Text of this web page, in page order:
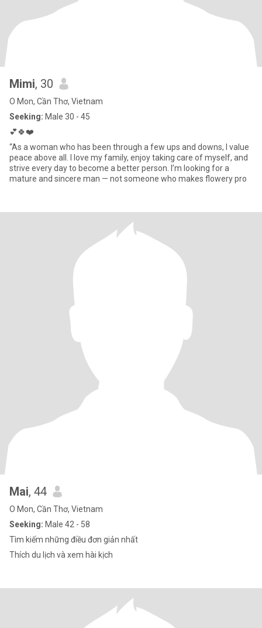
Mimi, 30
O Mon, Cần Thơ, Vietnam
Seeking: Male 30 - 45
💕🍀❤️
“As a woman who has been through a few ups and downs, I value
peace above all. I love my family, enjoy taking care of myself, and
strive every day to become a better person. I’m looking for a
mature and sincere man — not someone who makes flowery pro
Mai, 44
O Mon, Cần Thơ, Vietnam
Seeking: Male 42 - 58
Tìm kiếm những điều đơn giản nhất
Thích du lịch và xem hài kịch